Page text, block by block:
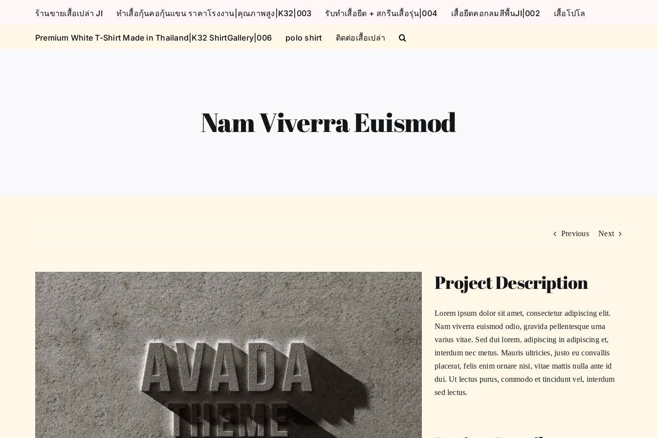
ร้านขายเสื้อเปล่า JI ทำเสื้อกุ้นคอกุ้นแขน ราคาโรงงาน|คุณภาพสูง|K32|003 รับทำเสื้อยืด + สกรีนเสื้อรุ่น|004 เสื้อยืดคอกลมสีพื้นJI|002 เสื้อโปโล
Premium White T-Shirt Made in Thailand|K32 ShirtGallery|006 polo shirt ติดต่อเสื้อเปล่า
Nam Viverra Euismod
Previous Next
View
Larger
Image
Project Description
Lorem ipsum dolor sit amet, consectetur adipiscing elit.
Nam viverra euismod odio, gravida pellentesque urna
varius vitae. Sed dui lorem, adipiscing in adipiscing et,
interdum nec metus. Mauris ultricies, justo eu convallis
placerat, felis enim ornare nisi, vitae mattis nulla ante id
dui. Ut lectus purus, commodo et tincidunt vel, interdum
sed lectus.